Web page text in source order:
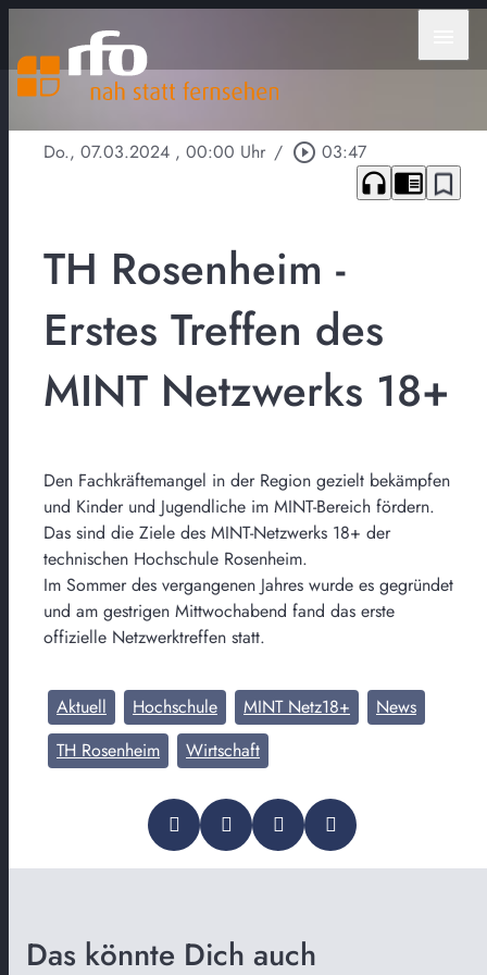
Do., 07.03.2024 , 00:00 Uhr / play_circle_outline 03:47
headphones chrome_reader_mode bookmark_border
TH Rosenheim -
Erstes Treffen des
MINT Netzwerks 18+
Den Fachkräftemangel in der Region gezielt bekämpfen
und Kinder und Jugendliche im MINT-Bereich fördern.
Das sind die Ziele des MINT-Netzwerks 18+ der
technischen Hochschule Rosenheim.
Im Sommer des vergangenen Jahres wurde es gegründet
und am gestrigen Mittwochabend fand das erste
offizielle Netzwerktreffen statt.
Aktuell Hochschule MINT Netz18+
News
TH Rosenheim
Wirtschaft
Das könnte Dich auch